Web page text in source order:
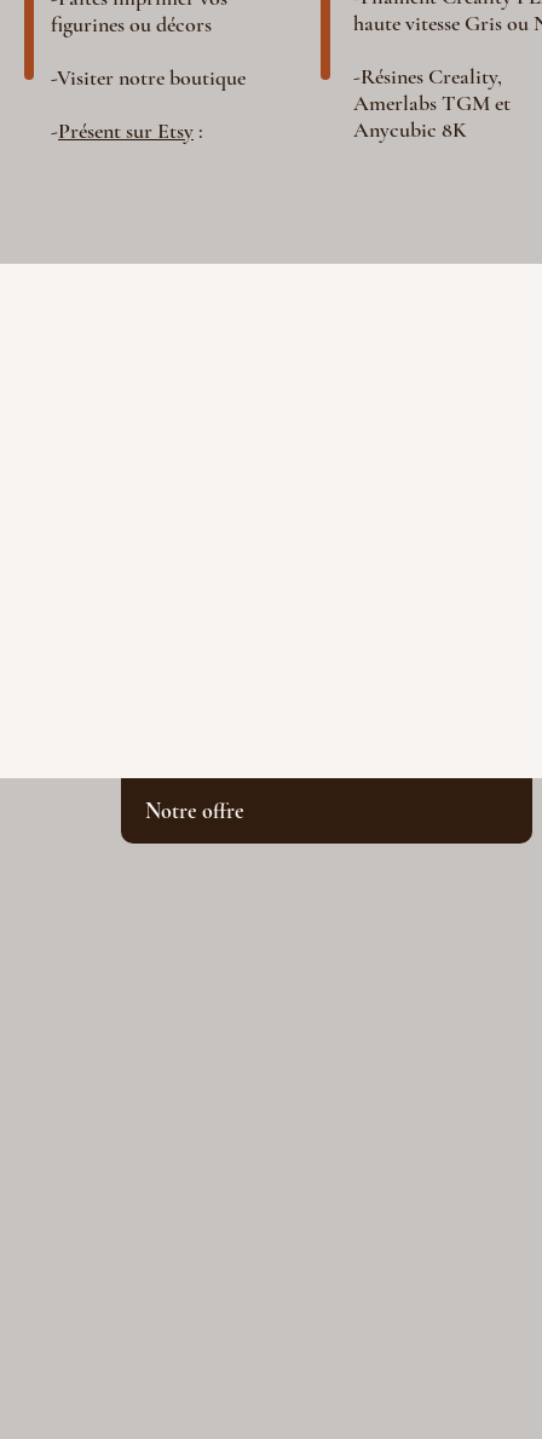
figurines ou décors
-Visiter notre boutique
-Présent sur Etsy :
haute vitesse Gris ou
-Résines Creality,
Amerlabs TGM et
Anycubic 8K
Notre offre